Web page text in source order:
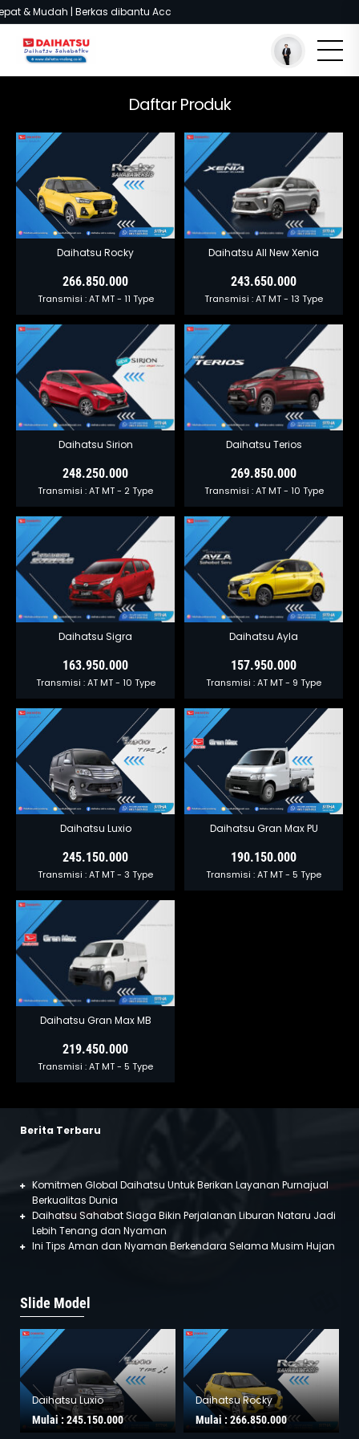
& Mudah | Berkas dibantu Acc
You are here :
Daftar Produk
Daihatsu Rocky
266.850.000
Transmisi :AT MT - 11 Type
Daihatsu All New Xenia
243.650.000
Transmisi :AT MT- 13 Type
Daihatsu Sirion
248.250.000
Transmisi :AT MT- 2 Type
Daihatsu Terios
269.850.000
Transmisi :AT MT - 10 Type
Daihatsu Sigra
163.950.000
Transmisi :AT MT - 10 Type
Daihatsu Ayla
157.950.000
Transmisi :AT MT- 9 Type
Daihatsu Luxio
245.150.000
Transmisi :AT MT- 3 Type
Daihatsu Gran Max PU
190.150.000
Transmisi :AT MT- 5 Type
Daihatsu Gran Max MB
219.450.000
Transmisi :AT MT- 5 Type
Berita Terbaru
Komitmen Global Daihatsu Untuk Berikan Layanan Purnajual
Berkualitas Dunia
Daihatsu Sahabat Siaga Bikin Perjalanan Liburan Nataru Jadi
Lebih Tenang dan Nyaman
Ini Tips Aman dan Nyaman Berkendara Selama Musim Hujan
Slide Model
Daihatsu Luxio
Mulai :245.150.000
Daihatsu Rocky
Mulai :266.850.000